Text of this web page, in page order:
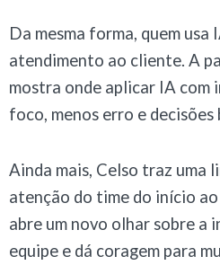
Da mesma forma, quem
atendimento ao cliente. A
mostra onde aplicar IA com
foco, menos erro e decisões
Ainda mais, Celso traz uma
atenção do time do início
abre um novo olhar sobre a
equipe e dá coragem para